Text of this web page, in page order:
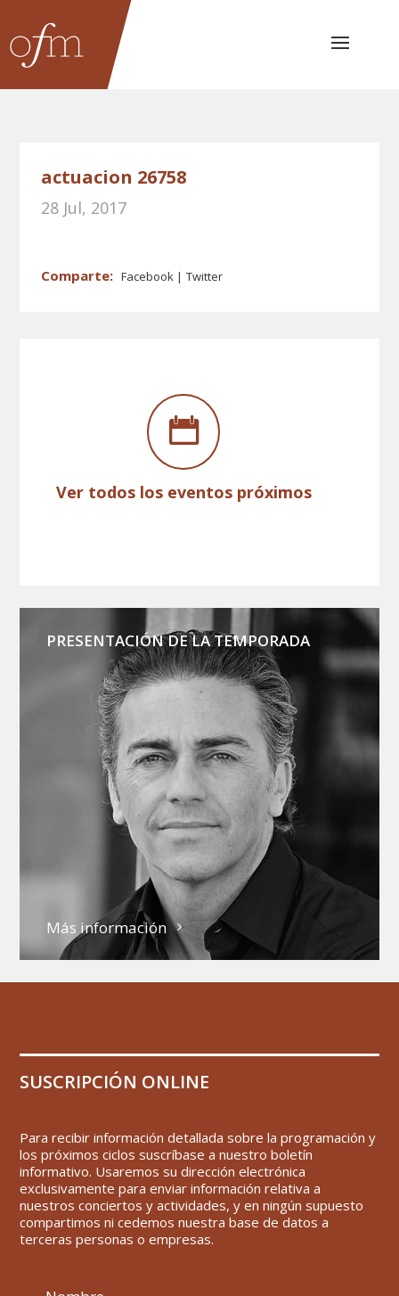
actuacion 26758
28 Jul, 2017
Facebook Twitter
Ver todos los eventos próximos
PRESENTACIÓN DE LA TEMPORADA
Más información
SUSCRIPCIÓN ONLINE
Para recibir información detallada sobre la programación y
los próximos ciclos suscríbase a nuestro boletín
informativo. Usaremos su dirección electrónica
exclusivamente para enviar información relativa a
nuestros conciertos y actividades, y en ningún supuesto
compartimos ni cedemos nuestra base de datos a
terceras personas o empresas.